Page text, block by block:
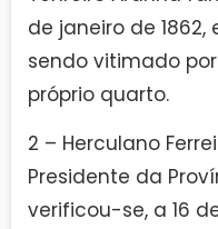
de janeiro de
sendo vitimado
próprio quarto.
2 – Herculano
Presidente da
verificou-se, a 16